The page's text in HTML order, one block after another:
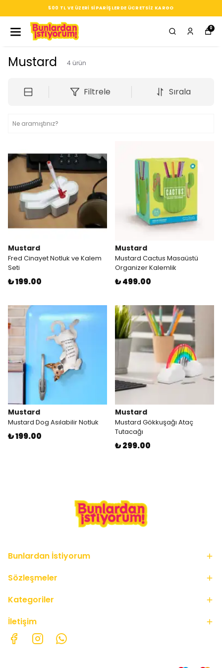
500 TL VE ÜZERI SIPARIŞLERDE ÜCRETSIZ KARGO
0
Mustard 4 ürün
Filtrele Sırala
Mustard
Fred Cinayet Notluk ve Kalem
Seti
₺ 199.00
Mustard
Mustard Cactus Masaüstü
Organizer Kalemlik
₺ 499.00
Mustard
Mustard Dog Asılabilir Notluk
₺ 199.00
Mustard
Mustard Gökkuşağı Ataç
Tutacağı
₺ 299.00
Bunlardan İstiyorum
Sözleşmeler
Kategoriler
İletişim